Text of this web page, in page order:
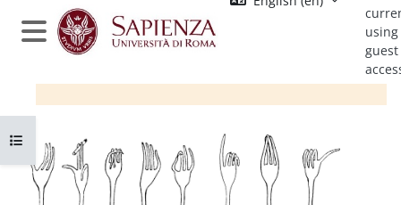
Skip to main content
Side panel
using
guest
Open course index